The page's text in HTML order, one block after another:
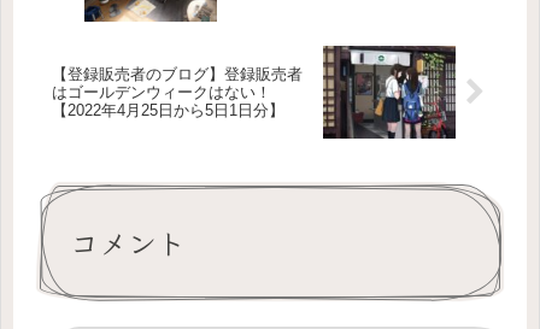
【登録販売者のブログ】登録販売者
はゴールデンウィークはない！
【2022年4月25日から5日1日分】
コメント